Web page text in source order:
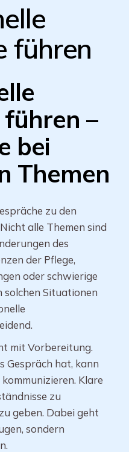
führen
–
bei
Themen
zu den
alle Themen sind
des
der Pflege,
oder schwierige
solchen Situationen
mit Vorbereitung.
Gespräch hat, kann
Klare
zu
geben. Dabei geht
sondern